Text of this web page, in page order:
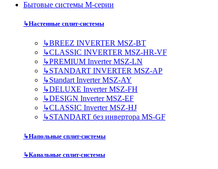
Бытовые системы M-серии
↳Настенные сплит-системы
↳BREEZ INVERTER MSZ-BT
↳CLASSIC INVERTER MSZ-HR-VF
↳PREMIUM Inverter MSZ-LN
↳STANDART INVERTER MSZ-AP
↳Standart Inverter MSZ-AY
↳DELUXE Inverter MSZ-FH
↳DESIGN Inverter MSZ-EF
↳CLASSIC Inverter MSZ-HJ
↳STANDART без инвертора MS-GF
↳Напольные сплит-системы
↳Канальные сплит-системы